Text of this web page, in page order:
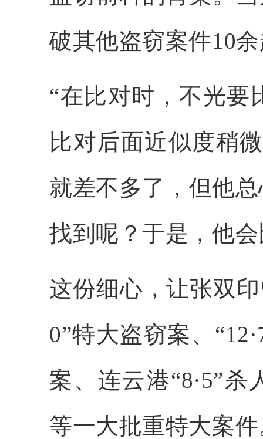
破其他盗窃案件10
“在比对时，不光要
比对后面近似度稍
就差不多了，但他
找到呢？于是，他
这份细心，让张双
0”特大盗窃案、
案、连云港“8·5”杀
等一大批重特大案